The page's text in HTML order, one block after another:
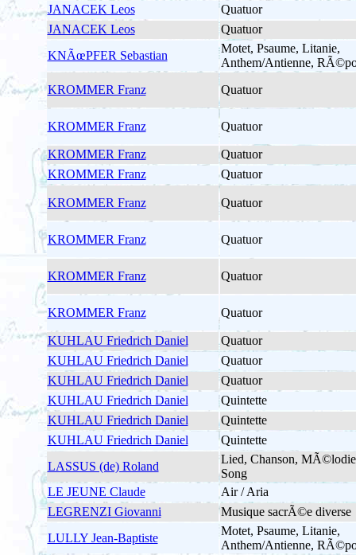
JANACEK Leos
Quatuor
JANACEK Leos
Quatuor
KNÃœPFER Sebastian
Motet, Psaume, Litanie,
Anthem/Antienne,
KROMMER Franz
Quatuor
KROMMER Franz Quatuor
KROMMER Franz
Quatuor
KROMMER Franz
Quatuor
KROMMER Franz Quatuor
KROMMER Franz Quatuor
KROMMER Franz Quatuor
KROMMER Franz Quatuor
KUHLAU Friedrich Daniel
Quatuor
KUHLAU Friedrich Daniel
Quatuor
KUHLAU Friedrich Daniel
Quatuor
KUHLAU Friedrich Daniel
Quintette
KUHLAU Friedrich Daniel
Quintette
KUHLAU Friedrich Daniel
Quintette
LASSUS (de) Roland
Lied, Chanson,
Song
LE JEUNE Claude
Air / Aria
LEGRENZI Giovanni
Musique sacrÃ©e diverse
LULLY Jean-Baptiste
Motet, Psaume, Litanie,
Anthem/Antienne,